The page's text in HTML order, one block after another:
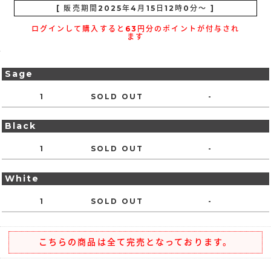
ログインして購入すると63円分のポイントが付与され
ます
[ 販売期間 2025年4月15日12時0分～ ]
Sage
1 SOLD OUT -
Black
1 SOLD OUT -
White
1 SOLD OUT -
こちらの商品は全て完売となっております。